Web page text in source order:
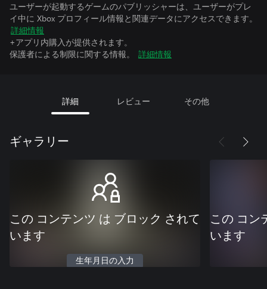
ユーザーが起動するゲームのパブリッシャーは、ユーザーがプレ
イ中に Xbox プロフィール情報と関連データにアクセスできます。
詳細情報
+アプリ内購入が提供されます。
保護者による制限に関する情報。
詳細情報
詳細 レビュー その他
ギャラリー
この コンテンツ は ブロック されて
います
生年月日の入力
この コン
います